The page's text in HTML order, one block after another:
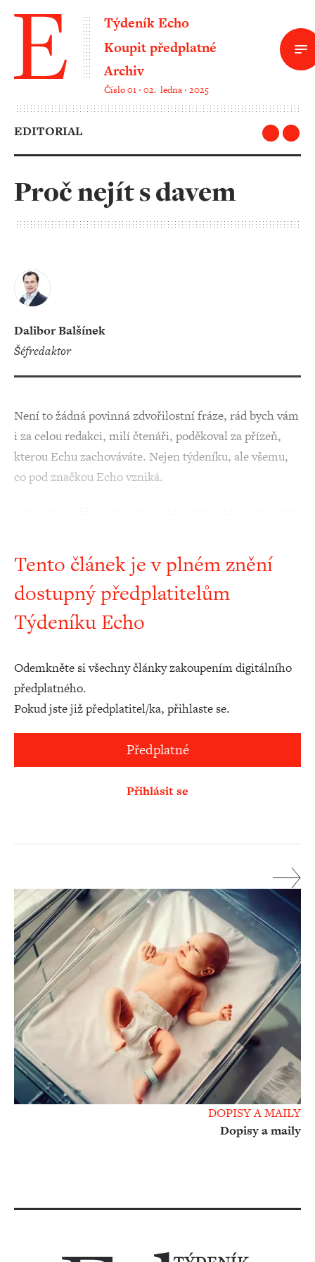
Týdeník Echo
Koupit předplatné
Archiv
Číslo 01 ‧ 02. ledna ‧ 2025
EDITORIAL
Proč nejít s davem
Dalibor Balšínek
šéfredaktor
Není to žádná povinná zdvořilostní fráze, rád bych vám
i za celou redakci, milí čtenáři, poděkoval za přízeň,
kterou Echu zachováváte. Nejen týdeníku, ale všemu,
co pod značkou Echo vzniká.
Tento článek je v plném znění
dostupný předplatitelům
Týdeníku Echo
Odemkněte si všechny články zakoupením digitálního
předplatného.
Pokud jste již předplatitel/ka, přihlaste se.
Předplatné
Přihlásit se
DOPISY A MAILY
Dopisy a maily